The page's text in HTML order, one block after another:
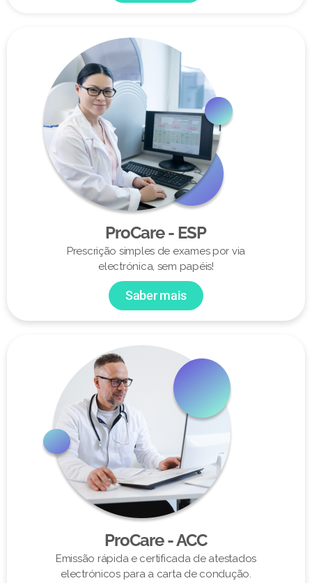
ProCare - ESP
Prescrição simples de exames por via
electrónica, sem papéis!
Saber mais
ProCare - ACC
Emissão rápida e certificada de atestados
electrónicos para a carta de condução.